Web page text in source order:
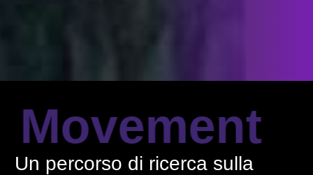
Movement
Un percorso di ricerca sulla